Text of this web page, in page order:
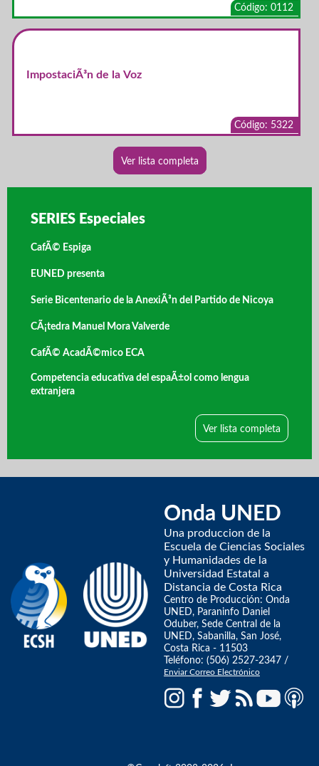
Código: 0112
ImpostaciÃ³n de la Voz
Código: 5322
Ver lista completa
SERIES Especiales
CafÃ© Espiga
EUNED presenta
Serie Bicentenario de la AnexiÃ³n del Partido de Nicoya
CÃ¡tedra Manuel Mora Valverde
CafÃ© AcadÃ©mico ECA
Competencia educativa del espaÃ±ol como lengua
extranjera
Ver lista completa
Onda UNED
Una produccion de la
Escuela de Ciencias Sociales
y Humanidades de la
Universidad Estatal a
Distancia de Costa Rica
Centro de Producción: Onda
UNED, Paraninfo Daniel
Oduber, Sede Central de la
UNED, Sabanilla, San José,
Costa Rica - 11503
Teléfono: (506) 2527-2347 /
Enviar Correo Electrónico